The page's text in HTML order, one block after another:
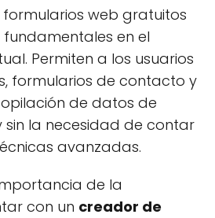
web gratuitos
en el
Permiten a los usuarios
formularios de contacto y
de datos de
sin la necesidad de contar
avanzadas.
de la
con un creador de